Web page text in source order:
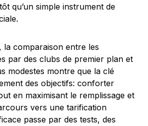
qu’un simple instrument de
comparaison entre les
par des clubs de premier plan et
modestes montre que la clé
des objectifs: conforter
en maximisant le remplissage et
vers une tarification
passe par des tests, des